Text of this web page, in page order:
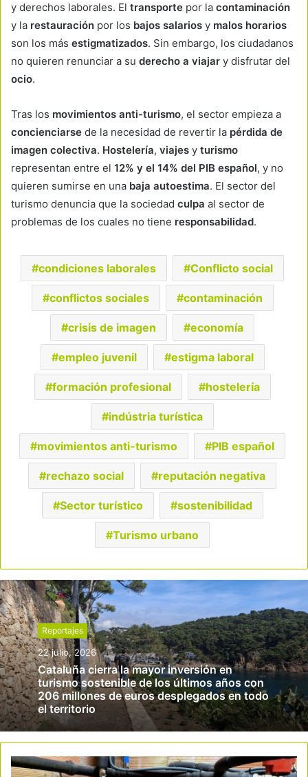
y derechos laborales. El transporte por la contaminación
y la restauración por los bajos salarios y malos horarios
son los más estigmatizados. Sin embargo, los ciudadanos
no quieren renunciar a su derecho a viajar y disfrutar del
ocio.
Tras los movimientos anti-turismo, el sector empieza a
concienciarse de la necesidad de revertir la pérdida de
imagen colectiva. Hostelería, viajes y turismo
representan entre el 12% y el 14% del PIB español, y no
quieren sumirse en una baja autoestima. El sector del
turismo denuncia que la sociedad culpa al sector de
problemas de los cuales no tiene responsabilidad.
condiciones laborales Conflicto social
conflictos sociales contaminación
crisis de imagen economía
empleo juvenil estigma laboral
formación profesional hostelería
indústria turística
movimientos anti-turismo PIB español
rechazo social reputación negativa
Sector turístico sostenibilidad
Turismo urbano
Reportajes
22 julio, 2026
Cataluña cierra la mayor inversión en
turismo sostenible de los últimos años con
206 millones de euros desplegados en todo
el territorio